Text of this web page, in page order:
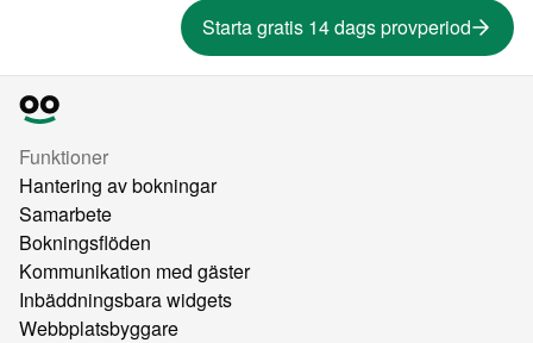
Starta gratis 14 dags provperiod
Funktioner
Hantering av bokningar
Samarbete
Bokningsflöden
Kommunikation med gäster
Inbäddningsbara widgets
Webbplatsbyggare